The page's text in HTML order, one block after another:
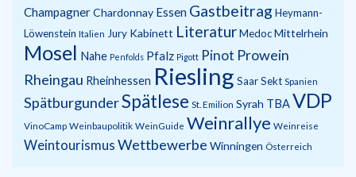
ChampagnerChardonnay Essen Gastbeitrag Heymann-
Löwenstein Italien Jury Kabinett LiteraturMedocMittelrhein
Mosel Nahe Penfolds Pfalz Pigott Pinot Prowein
Rheingau Rheinhessen Riesling SaarSekt Spanien
SpätburgunderSpätlese St. Emilion Syrah TBAVDP
VinoCamp Weinbaupolitik WeinGuide Weinrallye Weinreise
Weintourismus Wettbewerbe Winningen Österreich